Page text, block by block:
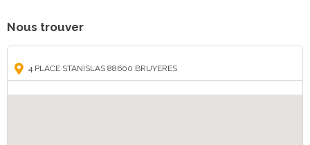
Nous trouver
4 PLACE STANISLAS 88600 BRUYERES